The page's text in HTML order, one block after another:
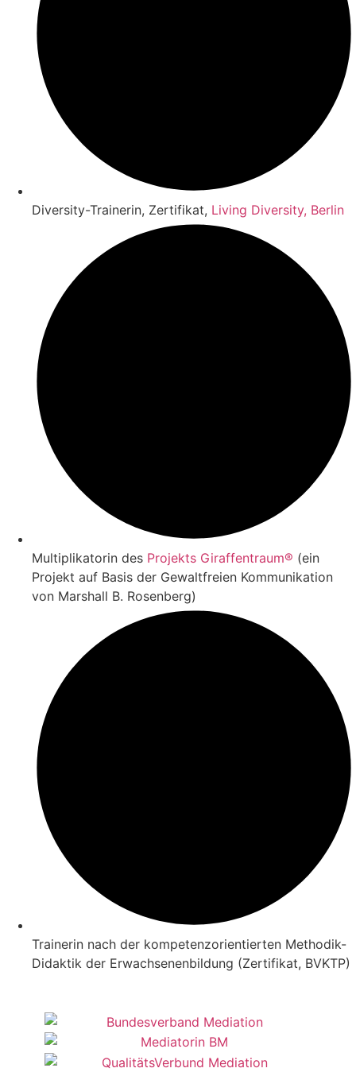
Diversity-Trainerin, Zertifikat, Living Diversity, Berlin
Multiplikatorin des Projekts Giraffentraum® (ein
Projekt auf Basis der Gewaltfreien Kommunikation
von Marshall B. Rosenberg)
Trainerin nach der kompetenzorientierten Methodik-
Didaktik der Erwachsenenbildung (Zertifikat, BVKTP)